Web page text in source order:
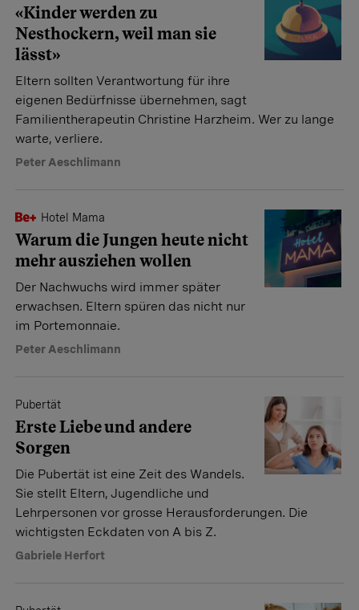
«Kinder werden zu
Nesthockern, weil man sie
lässt»
Eltern sollten Verantwortung für ihre
eigenen Bedürfnisse übernehmen, sagt
Familientherapeutin Christine Harzheim. Wer zu lange
warte, verliere.
Peter Aeschlimann
Hotel Mama
Warum die Jungen heute nicht
mehr ausziehen wollen
Der Nachwuchs wird immer später
erwachsen. Eltern spüren das nicht nur
im Portemonnaie.
Peter Aeschlimann
Pubertät
Erste Liebe und andere
Sorgen
Die Pubertät ist eine Zeit des Wandels.
Sie stellt Eltern, Jugendliche und
Lehrpersonen vor grosse ­Herausforderungen. Die
wichtigsten Eckdaten von A bis Z.
Gabriele Herfort